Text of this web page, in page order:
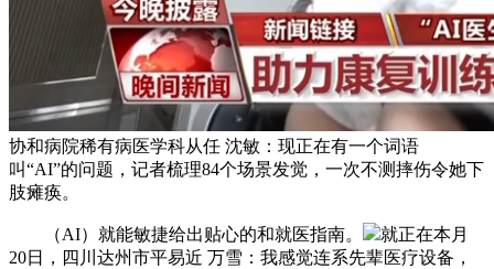
协和病院稀有病医学科从任 沈敏：现正在有一个词语
叫“AI”的问题，记者梳理84个场景发觉，一次不测摔伤令她下
肢瘫痪。
（AI）就能敏捷给出贴心的和就医指南。
就正在本月
20日，四川达州市平易近 万雪：我感觉连系先辈医疗设备，